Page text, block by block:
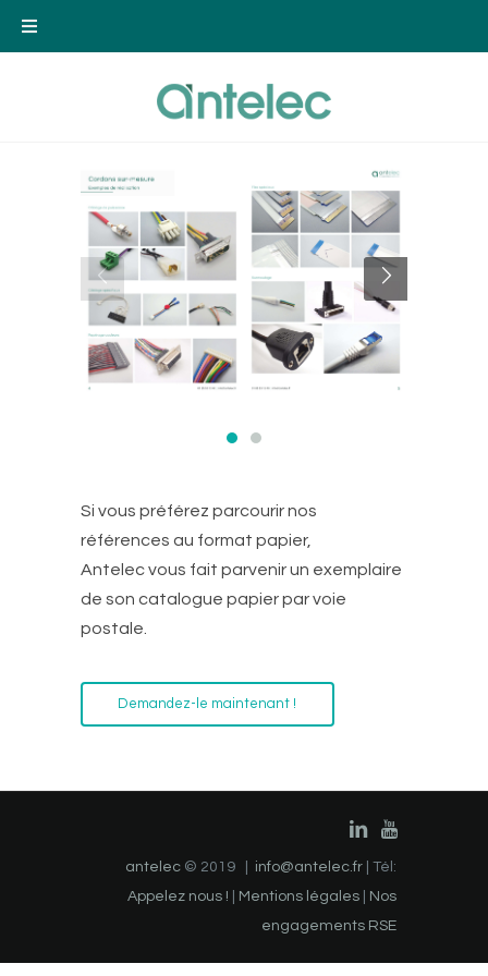
Si vous préférez parcourir nos
références au format papier,
Antelec vous fait parvenir un exemplaire
de son catalogue papier par voie
postale.
Demandez-le maintenant !
antelec © 2019 | info@antelec.fr | Tél:
Appelez nous !
Mentions légales
Nos
engagements RSE